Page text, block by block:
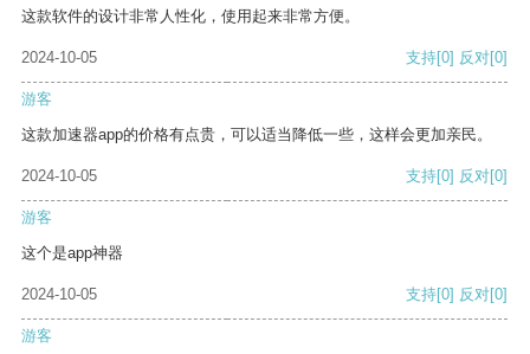
这款软件的设计非常人性化，使用起来非常方便。
2024-10-05 支持[0] 反对[0]
游客
这款加速器app的价格有点贵，可以适当降低一些，这样会更加亲民。
2024-10-05 支持[0] 反对[0]
游客
这个是app神器
2024-10-05 支持[0] 反对[0]
游客